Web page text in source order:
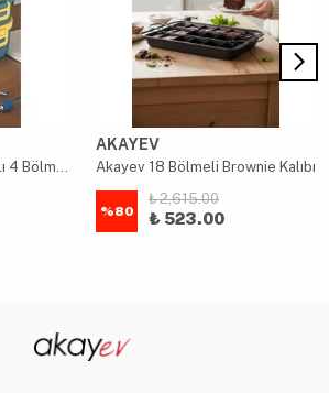
Akayev 1650ml İki Katlı 4 Bölmeli Çelik Yemek Kabı Mavi
AKAYEV
Akayev 18 Bölmeli Brownie Kalıbı
%80
₺ 2,615.00
₺ 523.00